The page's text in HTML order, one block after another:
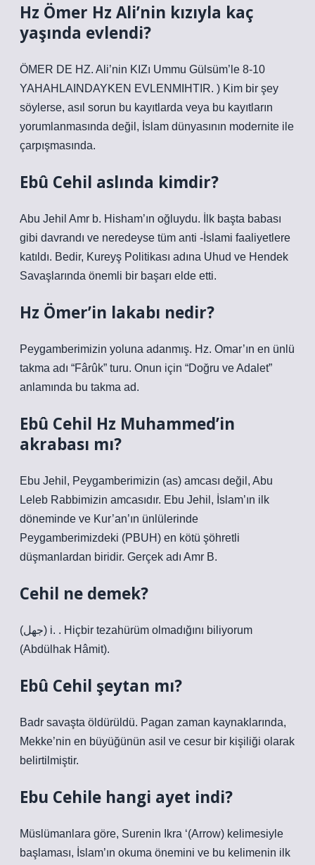
Hz Ömer Hz Ali’nin kızıyla kaç
yaşında evlendi?
ÖMER DE HZ. Ali’nin KIZı Ummu Gülsüm’le 8-10
YAHAHLAINDAYKEN EVLENMIHTIR. ) Kim bir şey
söylerse, asıl sorun bu kayıtlarda veya bu kayıtların
yorumlanmasında değil, İslam dünyasının modernite ile
çarpışmasında.
Ebû Cehil aslında kimdir?
Abu Jehil Amr b. Hisham’ın oğluydu. İlk başta babası
gibi davrandı ve neredeyse tüm anti -İslami faaliyetlere
katıldı. Bedir, Kureyş Politikası adına Uhud ve Hendek
Savaşlarında önemli bir başarı elde etti.
Hz Ömer’in lakabı nedir?
Peygamberimizin yoluna adanmış. Hz. Omar’ın en ünlü
takma adı “Fârûk” turu. Onun için “Doğru ve Adalet”
anlamında bu takma ad.
Ebû Cehil Hz Muhammed’in
akrabası mı?
Ebu Jehil, Peygamberimizin (as) amcası değil, Abu
Leleb Rabbimizin amcasıdır. Ebu Jehil, İslam’ın ilk
döneminde ve Kur’an’ın ünlülerinde
Peygamberimizdeki (PBUH) en kötü şöhretli
düşmanlardan biridir. Gerçek adı Amr B.
Cehil ne demek?
(ﺟﻬﻞ) i. . Hiçbir tezahürüm olmadığını biliyorum
(Abdülhak Hâmit).
Ebû Cehil şeytan mı?
Badr savaşta öldürüldü. Pagan zaman kaynaklarında,
Mekke’nin en büyüğünün asil ve cesur bir kişiliği olarak
belirtilmiştir.
Ebu Cehile hangi ayet indi?
Müslümanlara göre, Surenin Ikra ‘(Arrow) kelimesiyle
başlaması, İslam’ın okuma önemini ve bu kelimenin ilk